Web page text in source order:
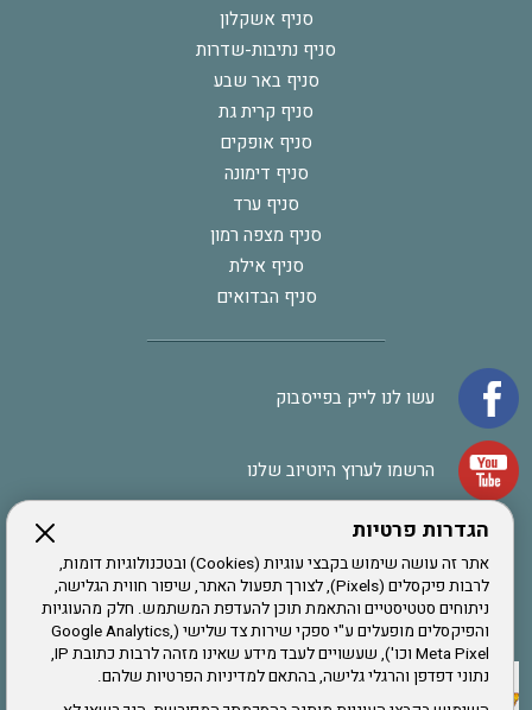
הגדרות פרטיות
אתר זה עושה שימוש בקבצי עוגיות (Cookies) ובטכנולוגיות דומות,
לרבות פיקסלים (Pixels), לצורך תפעול האתר, שיפור חווית הגלישה,
ניתוחים סטטיסטיים והתאמת תוכן להעדפת המשתמש. חלק מהעוגיות
והפיקסלים מופעלים ע"י ספקי שירות צד שלישי (Google Analytics,
Meta Pixel וכו'), שעשויים לעבד מידע שאינו מזהה לרבות כתובת IP,
נתוני דפדפן והרגלי גלישה, בהתאם למדיניות הפרטיות שלהם.
סניף אשקלון
סניף נתיבות-שדרות
סניף באר שבע
סניף קרית גת
סניף אופקים
סניף דימונה
סניף ערד
סניף מצפה רמון
סניף אילת
סניף הבדואים
עשו לנו לייק בפייסבוק
הרשמו לערוץ היוטיוב שלנו
אתר צה"ל
תקנון האתר